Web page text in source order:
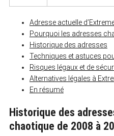
Adresse actuelle
Pourquoi les adresses
Historique des adresses
Techniques et astuces
Risques légaux et de
Alternatives légales à
En résumé
Historique des
chaotique de 2008 à